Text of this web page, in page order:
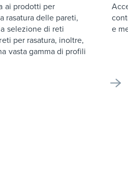
ai prodotti per
rasatura delle pareti,
selezione di reti
per rasatura, inoltre,
vasta gamma di profili
e